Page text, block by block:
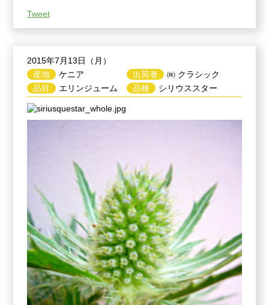
Tweet
2015年7月13日（月）
産地
ケニア
品目
エリンジューム
出荷者
㈱ クラシック
品種
シリウススター